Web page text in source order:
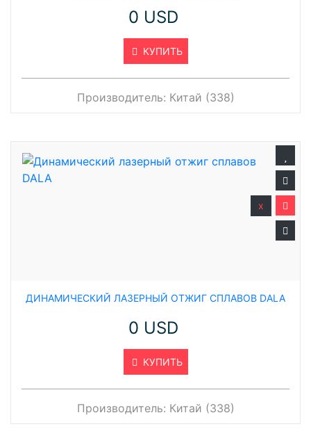
0 USD
КУПИТЬ
Производитель: Китай (338)
ДИНАМИЧЕСКИЙ ЛАЗЕРНЫЙ ОТЖИГ СПЛАВОВ DALA
0 USD
КУПИТЬ
x
Производитель: Китай (338)